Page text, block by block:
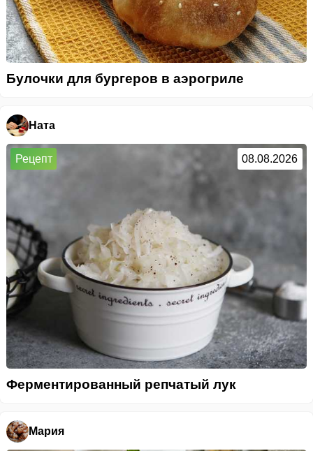
Булочки для бургеров в аэрогриле
Ната
Рецепт 08.08.2026
Ферментированный репчатый лук
Мария